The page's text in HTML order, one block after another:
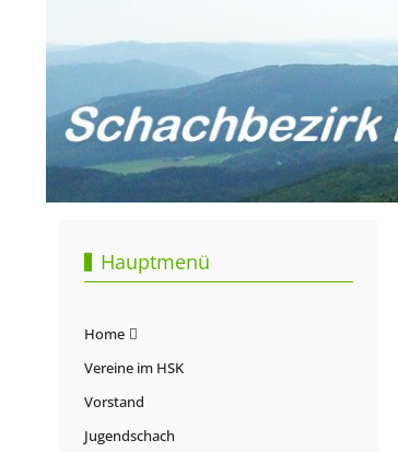
Hauptmenü
Home
Vereine im HSK
Vorstand
Jugendschach